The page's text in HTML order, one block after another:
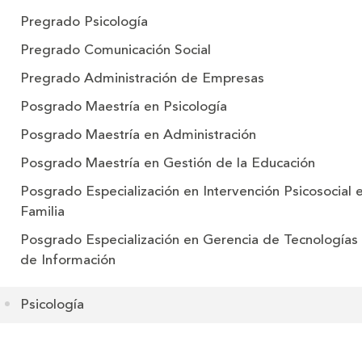
Pregrado Psicología
Pregrado Comunicación Social
PregradoAdministración de Empresas
Posgrado Maestría en Psicología
Posgrado Maestría en Administración
Posgrado Maestría en Gestión de la Educación
Posgrado Especialización en Intervención Psicosocial
Familia
Posgrado Especialización en Gerencia de Tecnologías
de Información
Psicología